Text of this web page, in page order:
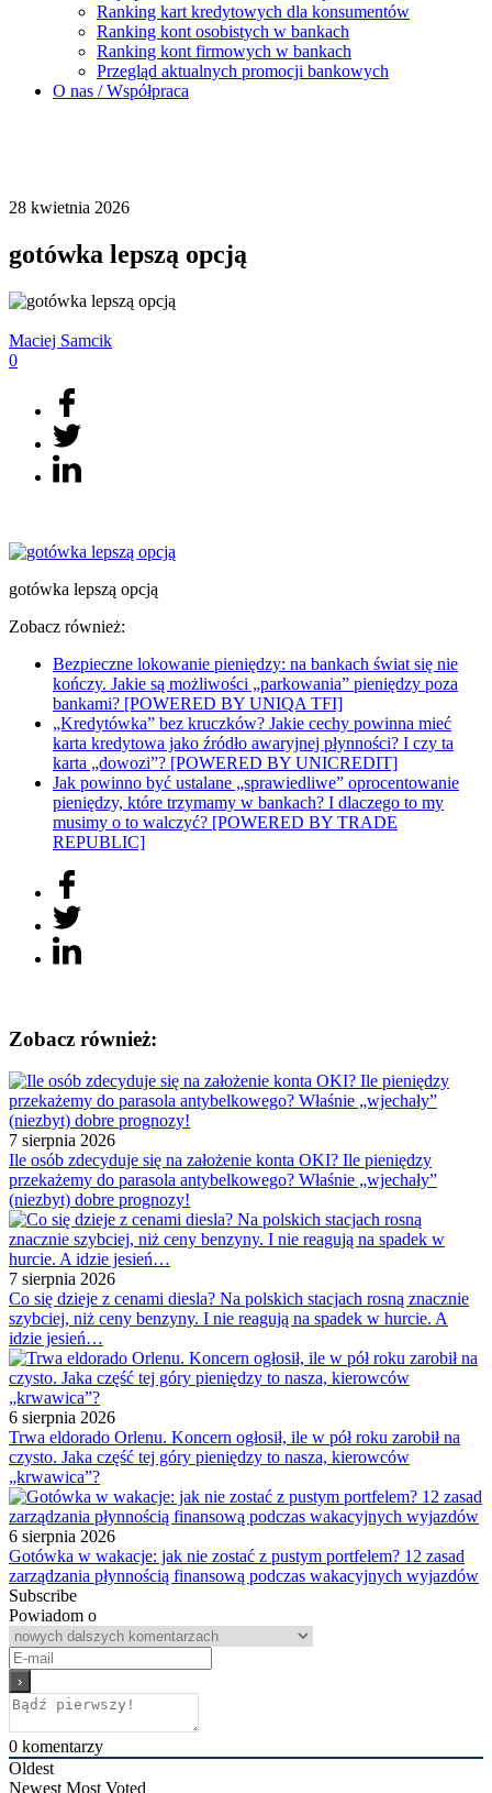
Ranking kart kredytowych dla konsumentów
Ranking kont osobistych w bankach
Ranking kont firmowych w bankach
Przegląd aktualnych promocji bankowych
O nas / Współpraca
28 kwietnia 2026
gotówka lepszą opcją
Maciej Samcik
0
gotówka lepszą opcją
Zobacz również:
Bezpieczne lokowanie pieniędzy: na bankach świat się nie
kończy. Jakie są możliwości „parkowania” pieniędzy poza
bankami? [POWERED BY UNIQA TFI]
„Kredytówka” bez kruczków? Jakie cechy powinna mieć
karta kredytowa jako źródło awaryjnej płynności? I czy ta
karta „dowozi”? [POWERED BY UNICREDIT]
Jak powinno być ustalane „sprawiedliwe” oprocentowanie
pieniędzy, które trzymamy w bankach? I dlaczego to my
musimy o to walczyć? [POWERED BY TRADE
REPUBLIC]
Zobacz również:
7 sierpnia 2026
Ile osób zdecyduje się na założenie konta OKI? Ile pieniędzy
przekażemy do parasola antybelkowego? Właśnie „wjechały”
(niezbyt) dobre prognozy!
7 sierpnia 2026
Co się dzieje z cenami diesla? Na polskich stacjach rosną znacznie
szybciej, niż ceny benzyny. I nie reagują na spadek w hurcie. A
idzie jesień…
6 sierpnia 2026
Trwa eldorado Orlenu. Koncern ogłosił, ile w pół roku zarobił na
czysto. Jaka część tej góry pieniędzy to nasza, kierowców
„krwawica”?
6 sierpnia 2026
Gotówka w wakacje: jak nie zostać z pustym portfelem? 12 zasad
zarządzania płynnością finansową podczas wakacyjnych wyjazdów
Subscribe
Powiadom o
0 komentarzy
Oldest
Newest Most Voted